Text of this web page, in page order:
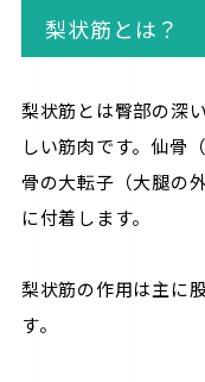
梨状筋とは？
梨状筋とは臀部の深
しい筋肉です。仙骨
骨の大転子（大腿の
に付着します。
梨状筋の作用は主に
す。